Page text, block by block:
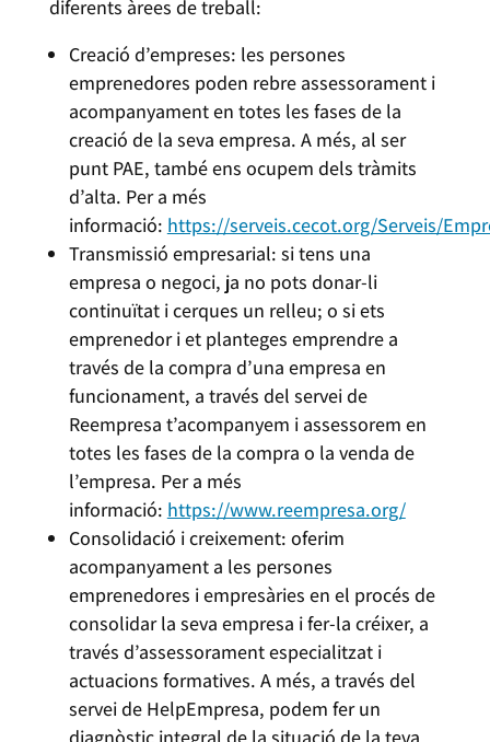
diferents àrees de treball:
Creació d’empreses: les persones
emprenedores poden rebre assessorament i
acompanyament en totes les fases de la
creació de la seva empresa. A més, al ser
punt PAE, també ens ocupem dels tràmits
d’alta. Per a més
informació: https://serveis.cecot.org/Serveis/
Transmissió empresarial: si tens una
empresa o negoci, ja no pots donar-li
continuïtat i cerques un relleu; o si ets
emprenedor i et planteges emprendre a
través de la compra d’una empresa en
funcionament, a través del servei de
Reempresa t’acompanyem i assessorem en
totes les fases de la compra o la venda de
l’empresa. Per a més
informació: https://www.reempresa.org/
Consolidació i creixement: oferim
acompanyament a les persones
emprenedores i empresàries en el procés de
consolidar la seva empresa i fer-la créixer, a
través d’assessorament especialitzat i
actuacions formatives. A més, a través del
servei de HelpEmpresa, podem fer un